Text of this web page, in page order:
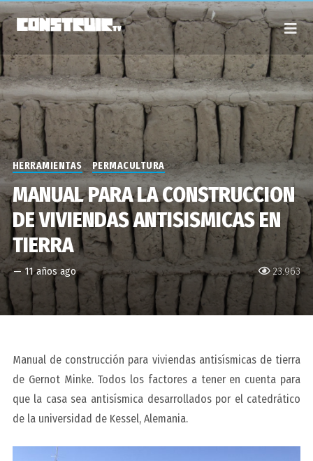
23.963
HERRAMIENTAS PERMACULTURA
MANUAL PARA LA CONSTRUCCION
DE VIVIENDAS ANTISISMICAS EN
TIERRA
— 11 años ago
Manual de construcción para viviendas antisísmicas de tierra
de Gernot Minke. Todos los factores a tener en cuenta para
que la casa sea antisísmica desarrollados por el catedrático
de la universidad de Kessel, Alemania.